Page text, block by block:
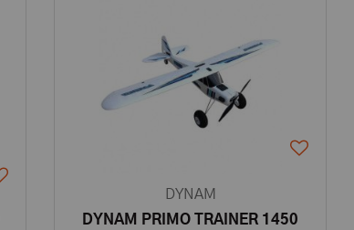
DYNAM
DYNAM PRIMO TRAINER 1450